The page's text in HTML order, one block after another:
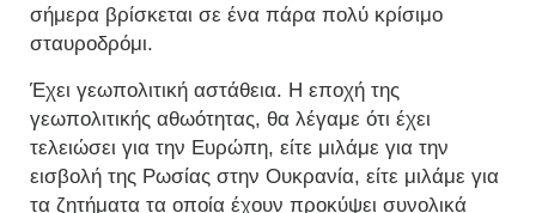
σήμερα βρίσκεται σε ένα πάρα πολύ κρίσιμο
σταυροδρόμι.
Έχει γεωπολιτική αστάθεια. Η εποχή της
γεωπολιτικής αθωότητας, θα λέγαμε ότι έχει
τελειώσει για την Ευρώπη, είτε μιλάμε για την
εισβολή της Ρωσίας στην Ουκρανία, είτε μιλάμε για
τα ζητήματα τα οποία έχουν προκύψει συνολικά